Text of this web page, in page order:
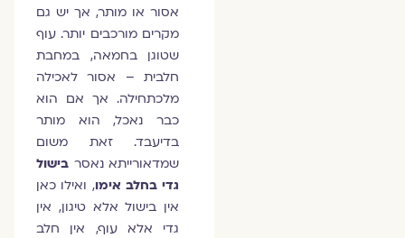
אסור או מותר, אך יש גם
מקרים מורכבים יותר. עוף
שטוגן בחמאה, במחבת
חלבית – אסור לאכילה
מלכתחילה. אך אם הוא
כבר נאכל, הוא מותר
בדיעבד. זאת משום
שמדאורייתא נאסרבישול
גדי בחלב אימו, ואילו כאן
אין בישול אלא טיגון, אין
גדי אלא עוף, אין חלב